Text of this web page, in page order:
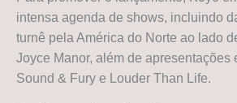
intensa agenda de shows, incluindo
turnê pela América do Norte ao lado
Joyce Manor, além de apresentações
Sound & Fury e Louder Than Life.